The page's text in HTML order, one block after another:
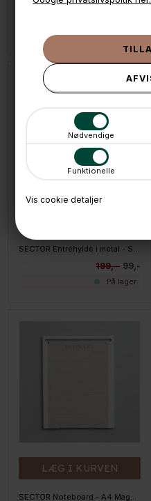
Nødvendige
Funktionelle
Vis cookie detaljer
På lager
Kun hos BOXdeLUX
SPAR
50%
SECTOR Entréhylde i metal - Sort
199,- 99,-
På lager
LÆG I KURVEN